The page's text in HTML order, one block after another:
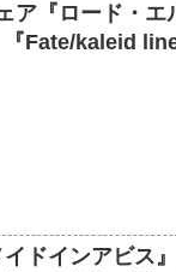
ア『ロード・
『Fate/kaleid
ドインアビス